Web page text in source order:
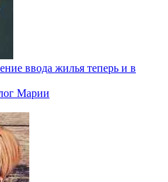
ввода жилья теперь и в
Марии